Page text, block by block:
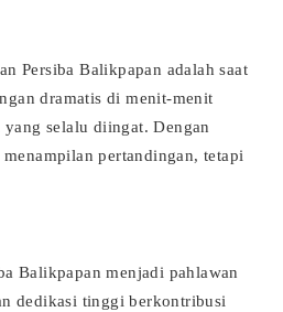
Persiba Balikpapan adalah saat
dramatis di menit-menit
selalu diingat. Dengan
pertandingan, tetapi
Balikpapan menjadi pahlawan
dedikasi tinggi berkontribusi